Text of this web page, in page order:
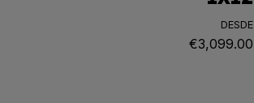
DESDE
€3,099.00